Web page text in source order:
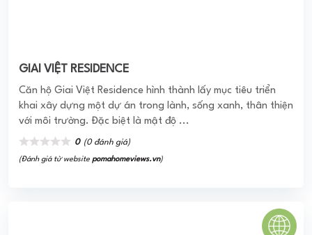
GIAI VIỆT RESIDENCE
Căn hộ Giai Việt Residence hình thành lấy mục tiêu triển
khai xây dựng một dự án trong lành, sống xanh, thân thiện
với môi trường. Đặc biệt là mật độ ...
0 (0 đánh giá)
(Đánh giá từ website pomahomeviews.vn)